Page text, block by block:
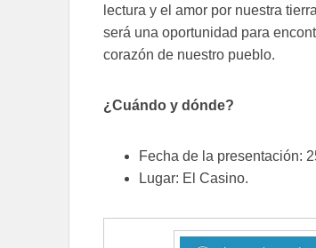
lectura y el amor por nuestra
será una oportunidad para
corazón de nuestro pueblo.
¿Cuándo y dónde?
Fecha de la presentación:
Lugar: El Casino.